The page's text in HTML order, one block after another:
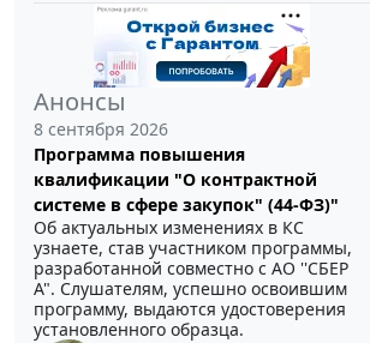
Анонсы
8 сентября 2026
Программа повышения
квалификации "О контрактной
системе в сфере закупок" (44-ФЗ)"
Об актуальных изменениях в КС
узнаете, став участником программы,
разработанной совместно с АО ''СБЕР
А". Слушателям, успешно освоившим
программу, выдаются удостоверения
установленного образца.